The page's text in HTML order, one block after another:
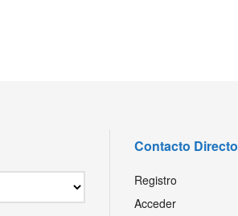
Contacto Directo
Registro
Acceder